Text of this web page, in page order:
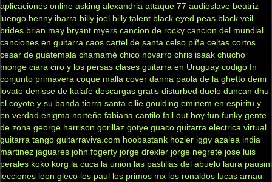
aplicaciones online asking alexandria attaque 77 audioslave beatriz
luengo benny ibarra billy joel billy talent black eyed peas black veil
brides brian may bryant myers cancion de rocky cancion del mundial
canciones en guitarra caos cartel de santa celso piña celtas cortos
cesar de guatemala chamamé chico novarro chris isaak chucho
monge ciara ciro y los persas clases guitarra en Uruguay codigo fn
conjunto primavera coque malla cover danna paola de la ghetto demi
lovato denisse de kalafe descargas gratis disturbed duelo duncan dhu
el coyote y su banda tierra santa ellie goulding eminem en espiritu y
en verdad enigma norteño fabiana cantilo fall out boy fun funky gente
de zona george harrison gorillaz gotye guaco guitarra electrica virtual
guitarra tango guitarraviva.com hoobastank hozier iggy azalea india
martinez jaguares john fogerty jorge drexler jorge negrete jose luis
perales koko korg la cuca la union las pastillas del abuelo laura pausini
lecciones leon gieco les paul los primos mx los ronaldos lucas arnau